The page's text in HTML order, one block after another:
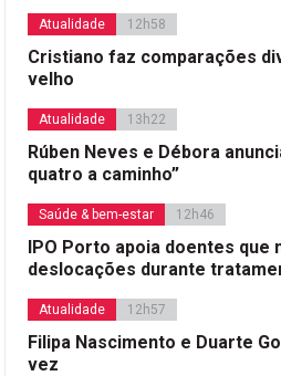
Atualidade 12h58
Cristiano faz comparações
velho
Atualidade 13h22
Rúben Neves e Débora
quatro a caminho”
Saúde & bem-estar 12h46
IPO Porto apoia doentes que
deslocações durante
Atualidade 12h57
Filipa Nascimento e Duarte
vez